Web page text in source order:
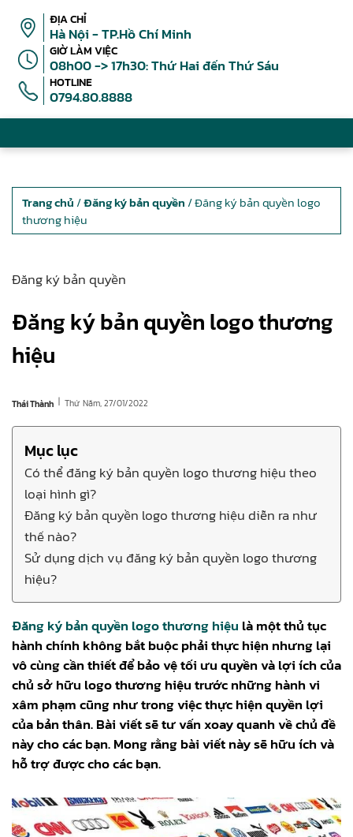
ĐỊA CHỈ
Hà Nội - TP.Hồ Chí Minh
GIỜ LÀM VIỆC
08h00 -> 17h30: Thứ Hai đến Thứ Sáu
HOTLINE
0794.80.8888
Trang chủ /Đăng ký bản quyền / Đăng ký bản quyền logo
thương hiệu
Đăng ký bản quyền
Đăng ký bản quyền logo thương
hiệu
Thái Thành | Thứ Năm, 27/01/2022
Mục lục
Có thể đăng ký bản quyền logo thương hiệu theo
loại hình gì?
Đăng ký bản quyền logo thương hiệu diễn ra như
thế nào?
Sử dụng dịch vụ đăng ký bản quyền logo thương
hiệu?
Đăng ký bản quyền logo thương hiệu là một thủ tục
hành chính không bắt buộc phải thực hiện nhưng lại
vô cùng cần thiết để bảo vệ tối ưu quyền và lợi ích của
chủ sở hữu logo thương hiệu trước những hành vi
xâm phạm cũng như trong việc thực hiện quyền lợi
của bản thân. Bài viết sẽ tư vấn xoay quanh về chủ đề
này cho các bạn. Mong rằng bài viết này sẽ hữu ích và
hỗ trợ được cho các bạn.